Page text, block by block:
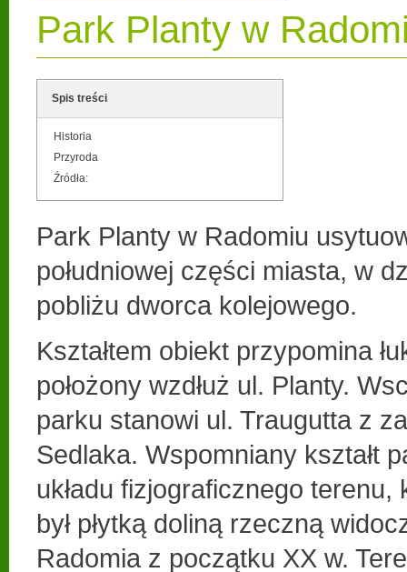
Park Planty w
Spis treści
Historia
Przyroda
Źródła:
Park Planty w Radomiu
południowej części miasta, w
pobliżu dworca kolejowego.
Kształtem obiekt przypomina
położony wzdłuż ul. Planty.
parku stanowi ul. Traugutta z
Sedlaka. Wspomniany kształt
układu fizjograficznego
był płytką doliną rzeczną
Radomia z początku XX w.